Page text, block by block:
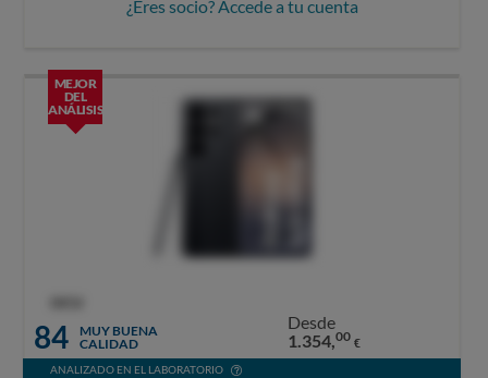
¿Eres socio? Accede a tu cuenta
MEJOR
DEL
ANÁLISIS
84
MUY BUENA
CALIDAD
Desde
1.354,00 €
ANALIZADO EN EL LABORATORIO